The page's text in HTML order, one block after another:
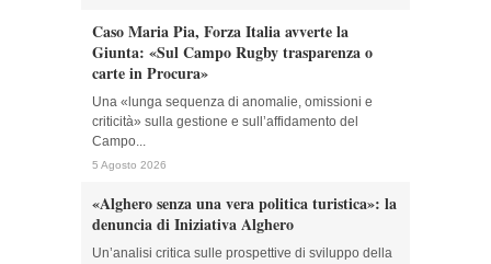
Caso Maria Pia, Forza Italia avverte la
Giunta: «Sul Campo Rugby trasparenza o
carte in Procura»
Una «lunga sequenza di anomalie, omissioni e
criticità» sulla gestione e sull’affidamento del
Campo...
5 Agosto 2026
«Alghero senza una vera politica turistica»: la
denuncia di Iniziativa Alghero
Un’analisi critica sulle prospettive di sviluppo della